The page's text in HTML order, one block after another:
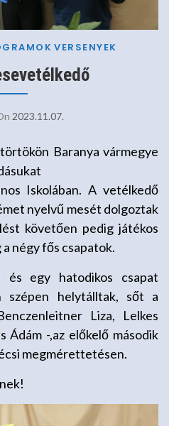
VERSENYEK
2023.11.07.
Baranya vármegye
Iskolában. A vetélkedő
nyelvű mesét dolgoztak
követően pedig játékos
négy fős csapatok.
és egy hatodikos csapat
szépen helytálltak, sőt a
Liza, Lelkes
Ádám -,az előkelő második
megmérettetésen.